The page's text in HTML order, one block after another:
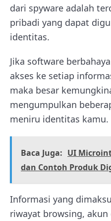
dari spyware adalah
pribadi yang dapat
identitas.
Jika software
akses ke setiap
maka besar
mengumpulkan
meniru identitas kamu.
Baca Juga: UI
dan Contoh Produk
Informasi yang
riwayat browsing,